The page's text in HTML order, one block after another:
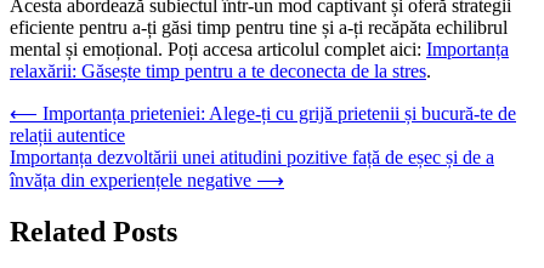
Acesta abordează subiectul într-un mod captivant și oferă strategii
eficiente pentru a-ți găsi timp pentru tine și a-ți recăpăta echilibrul
mental și emoțional. Poți accesa articolul complet aici: Importanța
relaxării: Găsește timp pentru a te deconecta de la stres.
Navigare
în
articole
⟵ Importanța prieteniei: Alege-ți cu grijă prietenii și bucură-te de
relații autentice
Importanța dezvoltării unei atitudini pozitive față de eșec și de a
învăța din experiențele negative ⟶
Related Posts